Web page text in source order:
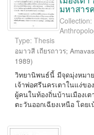
มหาสาร
Type: Thesis
อมาวสี เถียรถาวร;
1989)
วิทยานิพนธ์นี้ มีจุดมุ่งหมา
เจ้าพ่อศรีนครเตาในแง่ข
ผู้คนในท้องถิ่นบ้านเมือ
ตะวันออกเฉียงเหนือ โดย